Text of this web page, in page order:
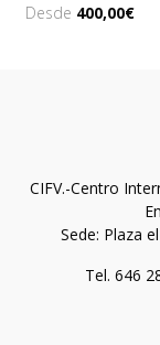
Desde 400,00€
CIFV.-Centro
Sede: Plaza
Tel. 646